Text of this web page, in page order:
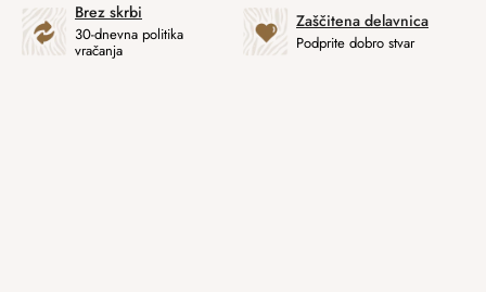
Brez skrbi
30-dnevna politika
vračanja
Zaščitena delavnica
Podprite dobro stvar